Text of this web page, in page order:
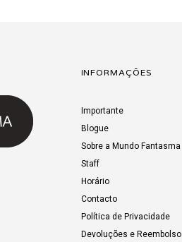
INFORMAÇÕES
Importante
Blogue
Sobre a Mundo Fantasma
Staff
Horário
Contacto
Política de Privacidade
Devoluções e Reembolso